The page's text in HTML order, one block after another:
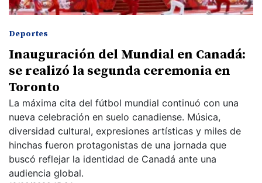
Deportes
Inauguración del Mundial en Canadá:
se realizó la segunda ceremonia en
Toronto
La máxima cita del fútbol mundial continuó con una
nueva celebración en suelo canadiense. Música,
diversidad cultural, expresiones artísticas y miles de
hinchas fueron protagonistas de una jornada que
buscó reflejar la identidad de Canadá ante una
audiencia global.